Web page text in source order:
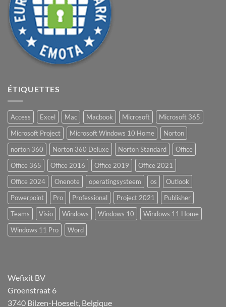
ÉTIQUETTES
Access Excel Mac Macbook Microsoft
Microsoft 365
Microsoft Project
Microsoft Windows 10 Home
Norton
norton 360
Norton 360 Deluxe Norton Standard
Office
Office 365
Office 2016 Office 2019
Office 2021
Office 2024
Onenote operatingsysteem os
Outlook
Powerpoint
Pro Professional Project 2021
Publisher
Teams
Visio Windows Windows 10
Windows 11 Home
Windows 11 Pro
Word
Wefixit BV
Groenstraat 6
3740 Bilzen-Hoeselt, Belgique